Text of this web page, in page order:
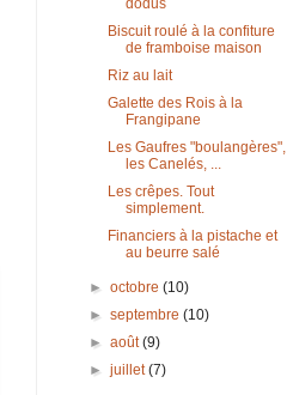
dodus
Biscuit roulé à la confiture
de framboise maison
Riz au lait
Galette des Rois à la
Frangipane
Les Gaufres "boulangères",
les Canelés, ...
Les crêpes. Tout
simplement.
Financiers à la pistache et
au beurre salé
►octobre(10)
►septembre(10)
►août(9)
►juillet(7)